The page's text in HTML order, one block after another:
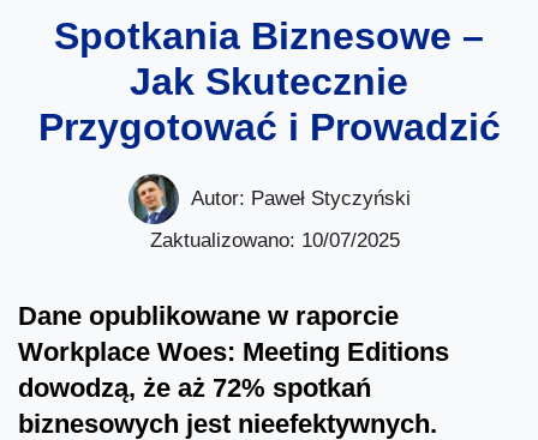
Spotkania Biznesowe –
Jak Skutecznie
Przygotować i Prowadzić
Autor: Paweł Styczyński
Zaktualizowano: 10/07/2025
Dane opublikowane w raporcie
Workplace Woes: Meeting Editions
dowodzą, że aż 72% spotkań
biznesowych jest nieefektywnych.